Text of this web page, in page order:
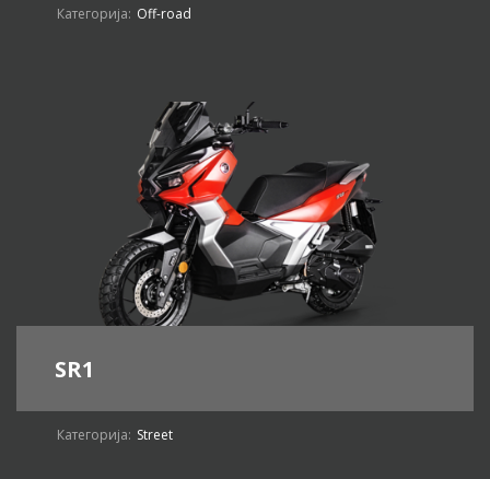
Категорија: Off-road
SR1
Категорија: Street